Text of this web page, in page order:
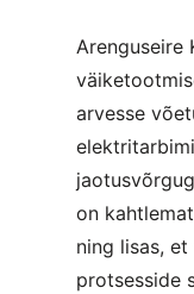
Arenguseire
arvesse
on
ning lisas,
protsesside